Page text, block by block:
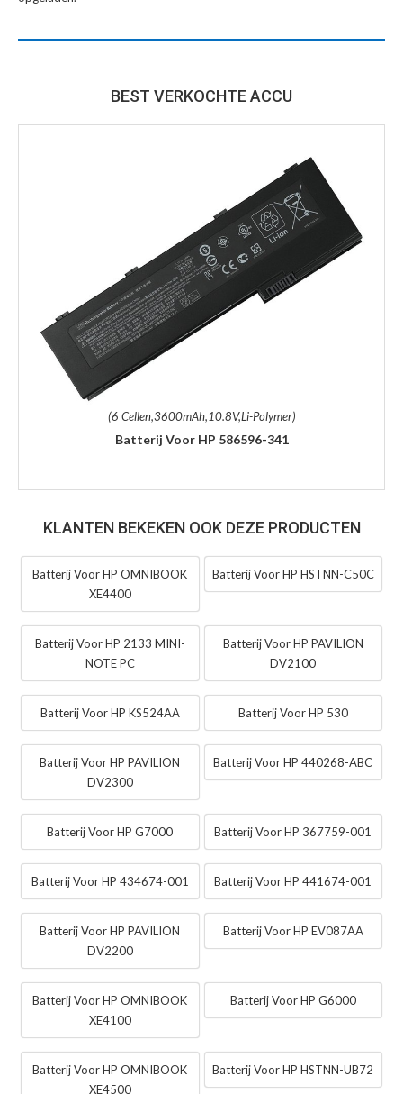
BEST VERKOCHTE ACCU
(6 Cellen,3600mAh,10.8V,Li-Polymer)
Batterij Voor HP 586596-341
KLANTEN BEKEKEN OOK DEZE PRODUCTEN
Batterij Voor HP OMNIBOOK
XE4400
Batterij Voor HP HSTNN-C50C
Batterij Voor HP 2133 MINI-
NOTE PC
Batterij Voor HP PAVILION
DV2100
Batterij Voor HP KS524AA Batterij Voor HP 530
Batterij Voor HP PAVILION
DV2300
Batterij Voor HP 440268-ABC
Batterij Voor HP G7000 Batterij Voor HP 367759-001
Batterij Voor HP 434674-001 Batterij Voor HP 441674-001
Batterij Voor HP PAVILION
DV2200
Batterij Voor HP EV087AA
Batterij Voor HP OMNIBOOK
XE4100
Batterij Voor HP G6000
Batterij Voor HP OMNIBOOK
XE4500
Batterij Voor HP HSTNN-UB72